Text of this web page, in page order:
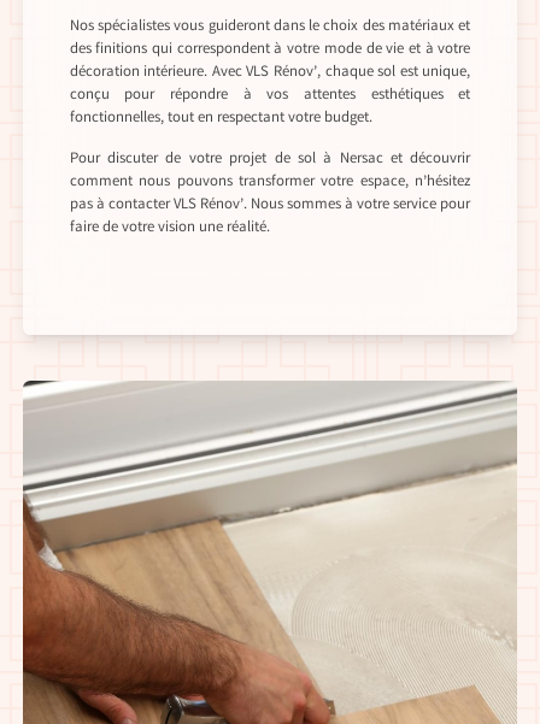
Nos spécialistes vous guideront dans le choix des matériaux et
des finitions qui correspondent à votre mode de vie et à votre
décoration intérieure. Avec VLS Rénov’, chaque sol est unique,
conçu pour répondre à vos attentes esthétiques et
fonctionnelles, tout en respectant votre budget.
Pour discuter de votre projet de sol à Nersac et découvrir
comment nous pouvons transformer votre espace, n’hésitez
pas à contacter VLS Rénov’. Nous sommes à votre service pour
faire de votre vision une réalité.